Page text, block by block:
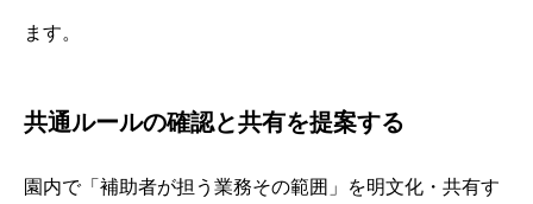
ます。
共通ルールの確認と共有を提案する
園内で「補助者が担う業務その範囲」を明文化・共有す